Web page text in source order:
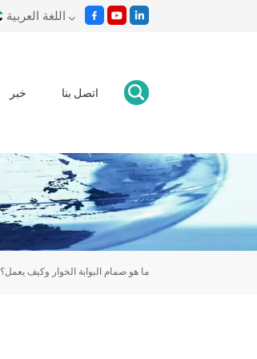
اللغة العربية
Español
Malay
اللغة العربية
خبر اتصل بنا
ما هو صمام البوابة الخوار وكيف يعمل؟